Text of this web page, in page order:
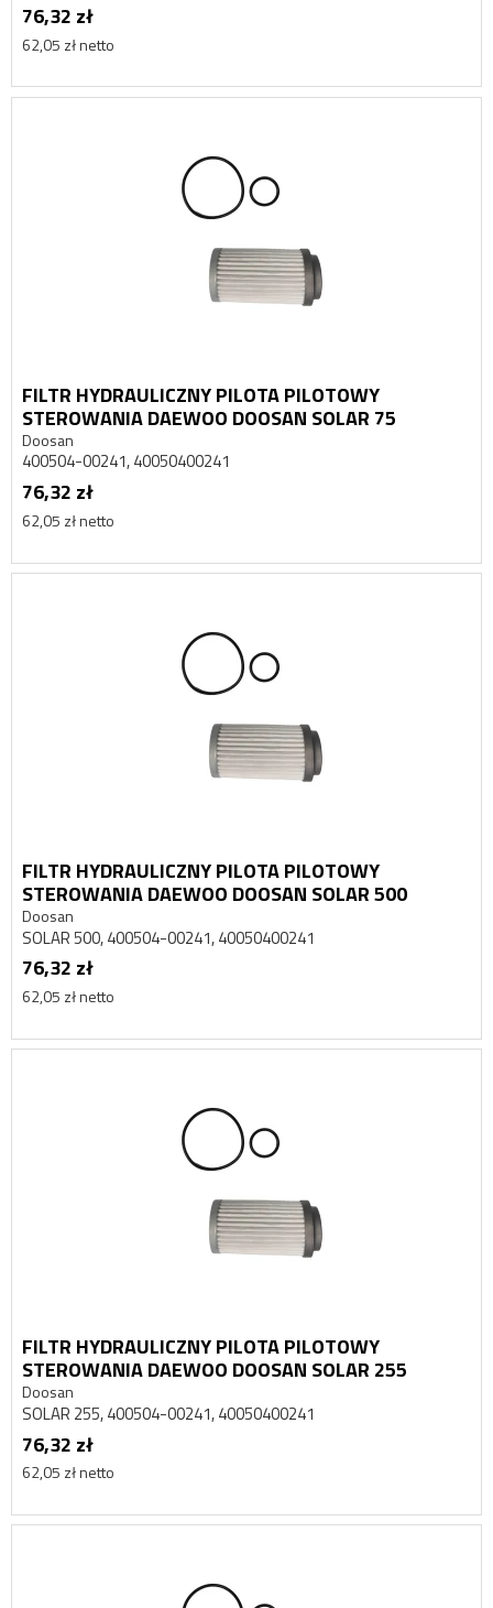
76,32 zł
62,05 zł netto
FILTR HYDRAULICZNY PILOTA PILOTOWY
STEROWANIA DAEWOO DOOSAN SOLAR 75
Doosan
400504-00241, 40050400241
76,32 zł
62,05 zł netto
FILTR HYDRAULICZNY PILOTA PILOTOWY
STEROWANIA DAEWOO DOOSAN SOLAR 500
Doosan
SOLAR 500, 400504-00241, 40050400241
76,32 zł
62,05 zł netto
FILTR HYDRAULICZNY PILOTA PILOTOWY
STEROWANIA DAEWOO DOOSAN SOLAR 255
Doosan
SOLAR 255, 400504-00241, 40050400241
76,32 zł
62,05 zł netto